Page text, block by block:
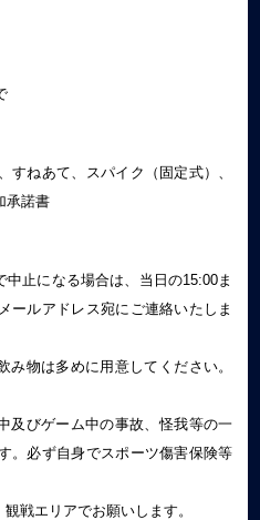
すねあて、スパイク（固定式）、
承諾書
止になる場合は、当日の15:00ま
ールアドレス宛にご連絡いたしま
物は多めに用意してください。
及びゲーム中の事故、怪我等の一
。必ず自身でスポーツ傷害保険等
戦エリアでお願いします。